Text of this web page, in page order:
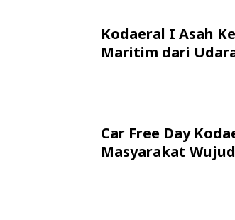
Kodaeral I Asah
Maritim dari
Car Free Day
Masyarakat